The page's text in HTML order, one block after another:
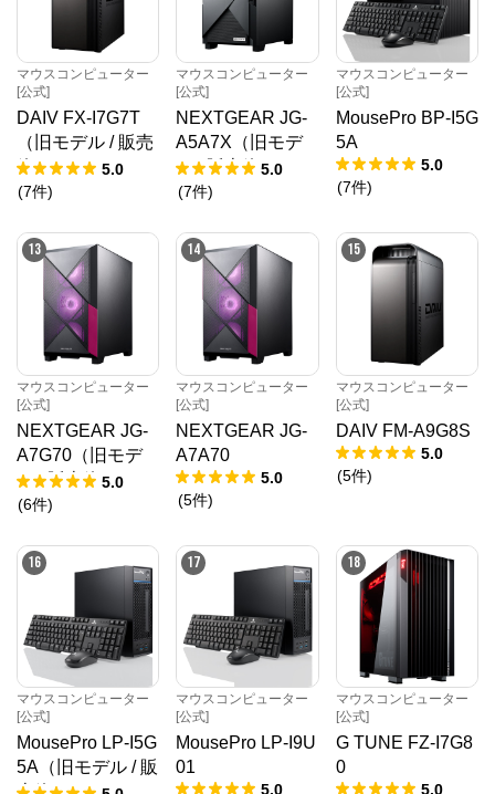
マウスコンピューター
[公式]
DAIV FX-I7G7T
（旧モデル / 販売
終了）
5.0
(7件)
マウスコンピューター
[公式]
NEXTGEAR JG-
A5A7X（旧モデ
ル / 販売終了）
5.0
(7件)
マウスコンピューター
[公式]
MousePro BP-I5G
5A
5.0
(7件)
13
マウスコンピューター
[公式]
NEXTGEAR JG-
A7G70（旧モデ
ル / 販売終了）
5.0
(6件)
14
マウスコンピューター
[公式]
NEXTGEAR JG-
A7A70
5.0
(5件)
15
マウスコンピューター
[公式]
DAIV FM-A9G8S
5.0
(5件)
16
マウスコンピューター
[公式]
MousePro LP-I5G
5A（旧モデル / 販
17
マウスコンピューター
[公式]
MousePro LP-I9U
01
5.0
18
マウスコンピューター
[公式]
G TUNE FZ-I7G8
0
5.0